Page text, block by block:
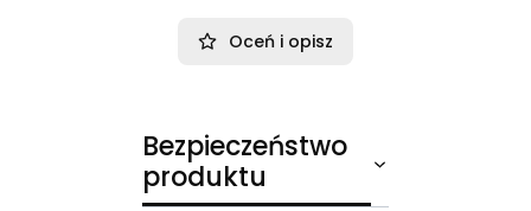
Oceń i opisz
Bezpieczeństwo
produktu